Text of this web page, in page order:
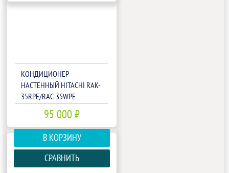
КОНДИЦИОНЕР
НАСТЕННЫЙ HITACHI RAK-
35RPE/RAC-35WPE
95 000 ₽
В КОРЗИНУ
СРАВНИТЬ